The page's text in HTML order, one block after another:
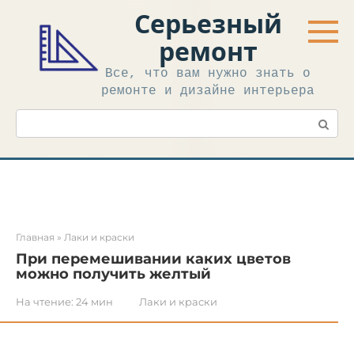
контенту
Серьезный
ремонт
Все, что вам нужно знать о
ремонте и дизайне интерьера
Поиск:
Главная » Лаки и краски
При перемешивании каких цветов
можно получить желтый
На чтение: 24 мин Лаки и краски